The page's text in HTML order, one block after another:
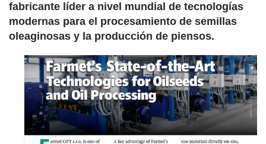
fabricante líder a nivel mundial de tecnologías
modernas para el procesamiento de semillas
oleaginosas y la producción de piensos.